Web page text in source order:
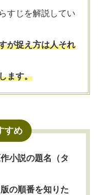
すじを解説してい
が捉え方は人それ
ます。
すめ
小説の題名（タ
の順番を知りた